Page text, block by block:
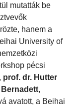
mutatták be
hanem a
University of
pécsi
, prof. dr. Hutter
,
avatott, a Beihai